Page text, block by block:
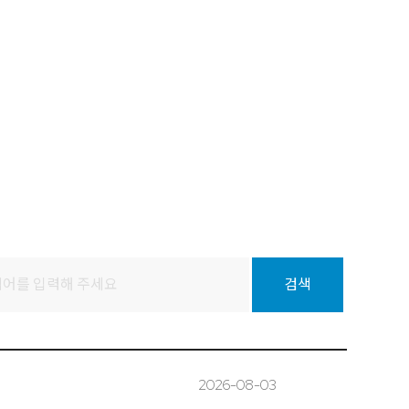
2026-08-03